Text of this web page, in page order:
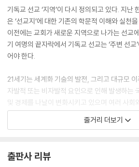
하시고 또 공동체를 통해 사역하심을 보여준다.
-2부 디아스포라 선교학의 성경적·신학적 토대
우리는 낯선 이에게서 어쩌면 그리스도 안에서
나게 되는 것이다. 우리는 외국인을, 난민을, 혹
-2부 디아스포라 선교학의 성경적·신학적 토대
디아스포라 선교는 간단히 말해 지상명령(모든
세기의 특별한 인구학적인 현실에 적용시키는 것
-3부 디아스포라 선교를 위한 전략적 방향을
난민에게 주 예수 그리스도의 복음을 전하고 그
기독교 선교 ‘지역’이 다시 정의되고 있다. 지난
은 ‘선교지’에 대한 기존의 학문적 이해와 실천
이전에는 교회가 새로운 지역으로 나가는 선교
기 여명의 끝자락에서 기독교 선교는 ‘주변 선교
어야 한다.
21세기는 세계화 기술의 발전, 그리고 대규모
자발적 또는 비자발적 요인으로 인해 발생하는
및 경제를 나날이 변화시키고 있으며 여러 사회
있다.
r)의 관찰에 의하면, “기존의 존재하던 이민을
줄거리 더보기
출판사 리뷰